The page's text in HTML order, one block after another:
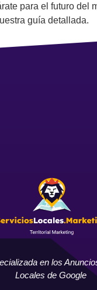
para el futuro del
guía detallada.
en los
Locales de Google